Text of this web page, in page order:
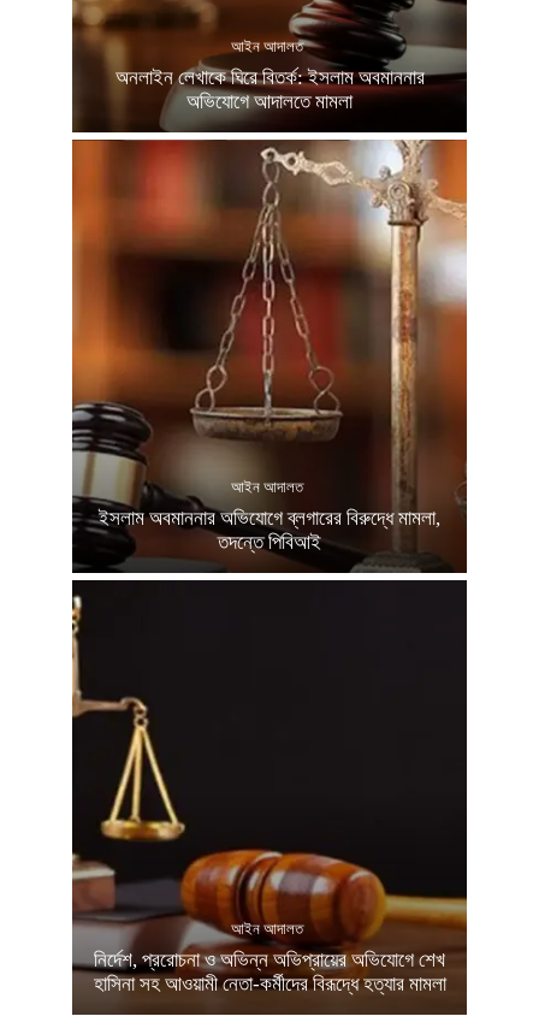
আইন আদালত
অনলাইন লেখাকে ঘিরে বিতর্ক: ইসলাম অবমাননার
অভিযোগে আদালতে মামলা
আইন আদালত
ইসলাম অবমাননার অভিযোগে ব্লগারের বিরুদ্ধে মামলা,
তদন্তে পিবিআই
আইন আদালত
নির্দেশ, প্ররোচনা ও অভিন্ন অভিপ্রায়ের অভিযোগে শেখ
হাসিনা সহ আওয়ামী নেতা-কর্মীদের বিরূদ্ধে হত্যার মামলা